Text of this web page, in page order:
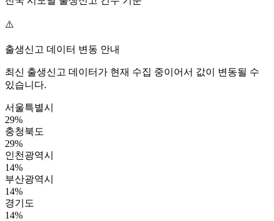
⚠️
출생신고 데이터 변동 안내
최신 출생신고 데이터가 현재 수집 중이어서 값이 변동될 수
있습니다.
서울특별시
29%
충청북도
29%
인천광역시
14%
부산광역시
14%
경기도
14%